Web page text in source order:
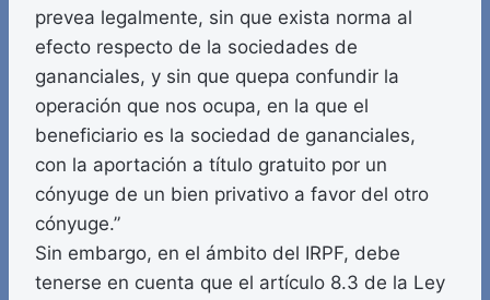
prevea legalmente, sin que exista norma al
efecto respecto de la sociedades de
gananciales, y sin que quepa confundir la
operación que nos ocupa, en la que el
beneficiario es la sociedad de gananciales,
con la aportación a título gratuito por un
cónyuge de un bien privativo a favor del otro
cónyuge.”
Sin embargo, en el ámbito del IRPF, debe
tenerse en cuenta que el artículo 8.3 de la Ley